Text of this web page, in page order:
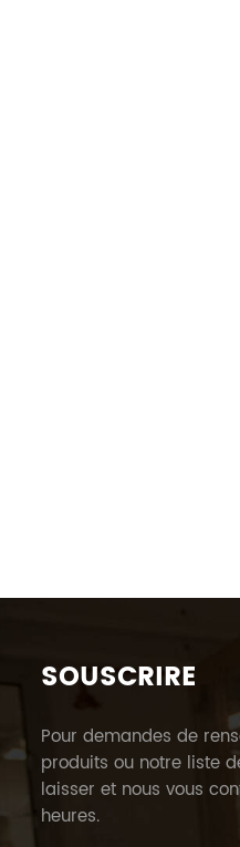
SOUSCRIRE
Pour demandes de
produits ou notre liste
laisser et nous vous
heures.